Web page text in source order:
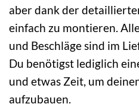
aber dank der
einfach zu montieren.
und Beschläge sind im
Du benötigst lediglich
und etwas Zeit, um
aufzubauen.